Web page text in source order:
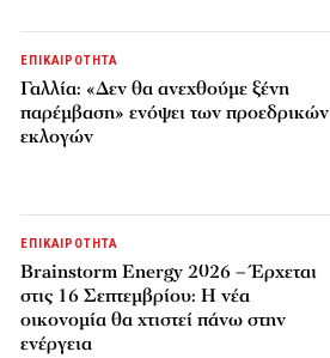
ΕΠΙΚΑΙΡΟΤΗΤΑ
Γαλλία: «Δεν θα ανεχθούμε ξένη
παρέμβαση» ενόψει των προεδρικών
εκλογών
ΕΠΙΚΑΙΡΟΤΗΤΑ
Brainstorm Energy 2026 – Έρχεται
στις 16 Σεπτεμβρίου: Η νέα
οικονομία θα χτιστεί πάνω στην
ενέργεια